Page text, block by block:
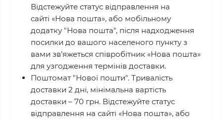
Відстежуйте статус відправлення на
сайті «Нова пошта», або мобільному
додатку "Нова пошта", після надходження
посилки до вашого населеного пункту з
вами зв’яжеться співробітник «Нова пошта»
для узгодження термінів доставки.
Поштомат "Нової пошти". Тривалість
доставки 2 дні, мінімальна вартість
доставки – 70 грн. Відстежуйте статус
відправлення на сайті «Нова пошта», або